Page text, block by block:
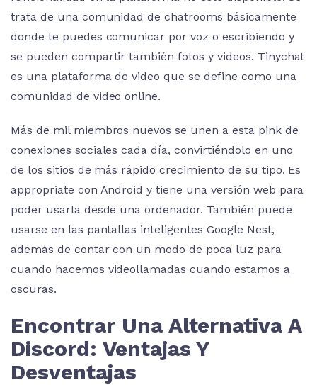
trata de una comunidad de chatrooms básicamente
donde te puedes comunicar por voz o escribiendo y
se pueden compartir también fotos y videos. Tinychat
es una plataforma de video que se define como una
comunidad de video online.
Más de mil miembros nuevos se unen a esta pink de
conexiones sociales cada día, convirtiéndolo en uno
de los sitios de más rápido crecimiento de su tipo. Es
appropriate con Android y tiene una versión web para
poder usarla desde una ordenador. También puede
usarse en las pantallas inteligentes Google Nest,
además de contar con un modo de poca luz para
cuando hacemos videollamadas cuando estamos a
oscuras.
Encontrar Una Alternativa A
Discord: Ventajas Y
Desventajas